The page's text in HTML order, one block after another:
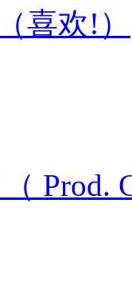
喜欢!）
Prod.